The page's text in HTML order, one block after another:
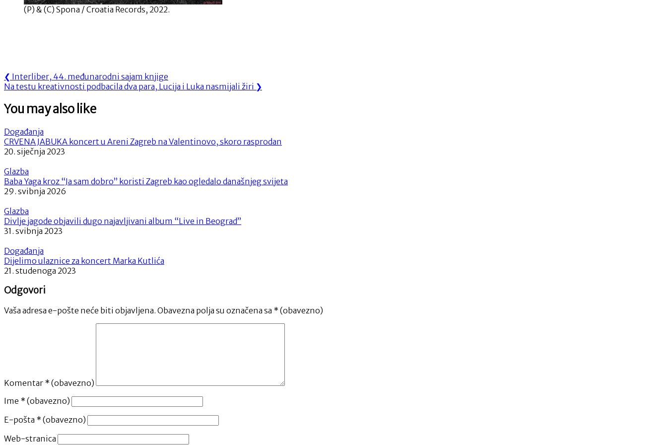
(P) & (C) Spona / Croatia Records, 2022.
Navigacija
objava
❮ Previous
Post:
Interliber, 44. međunarodni sajam knjige
Next
Na testu kreativnosti podbacila dva para, Lucija i Luka nasmijali žiri ❯
You may also like
Događanja
CRVENA JABUKA koncert u Areni Zagreb na Valentinovo, skoro rasprodan
20. siječnja 2023
Glazba
Baba Yaga kroz “Ja sam dobro” koristi Zagreb kao ogledalo današnjeg svijeta
29. svibnja 2026
Glazba
Divlje jagode objavili dugo najavljivani album “Live in Beograd”
31. svibnja 2023
Događanja
Dijelimo ulaznice za koncert Marka Kutlića
21. studenoga 2023
Odgovori
Vaša adresa e-pošte neće biti objavljena. Obavezna polja su označena sa * (obavezno)
Komentar * (obavezno)
Ime * (obavezno)
E-pošta * (obavezno)
Web-stranica